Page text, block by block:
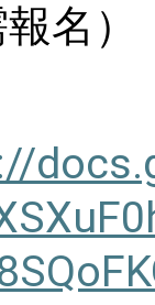
名）